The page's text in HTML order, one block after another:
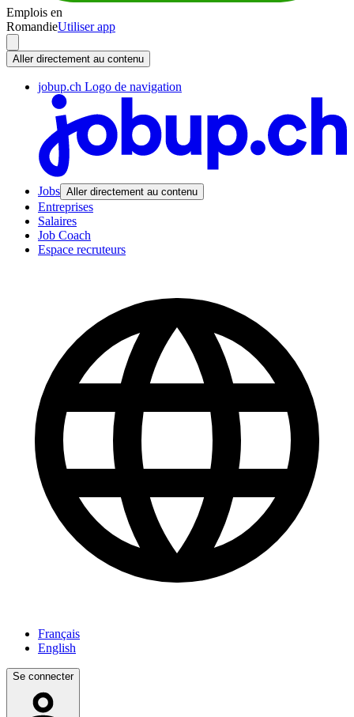
Emplois en
RomandieUtiliser app
Aller directement au contenu
jobup.ch Logo de navigation
Jobs Aller directement au contenu
Entreprises
Salaires
Job Coach
Espace recruteurs
Français
English
Se connecter